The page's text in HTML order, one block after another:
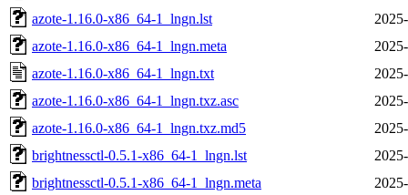
azote-1.16.0-x86_64-1_lngn.lst
azote-1.16.0-x86_64-1_lngn.meta
azote-1.16.0-x86_64-1_lngn.txt
azote-1.16.0-x86_64-1_lngn.txz.asc
azote-1.16.0-x86_64-1_lngn.txz.md5
brightnessctl-0.5.1-x86_64-1_lngn.lst
brightnessctl-0.5.1-x86_64-1_lngn.meta